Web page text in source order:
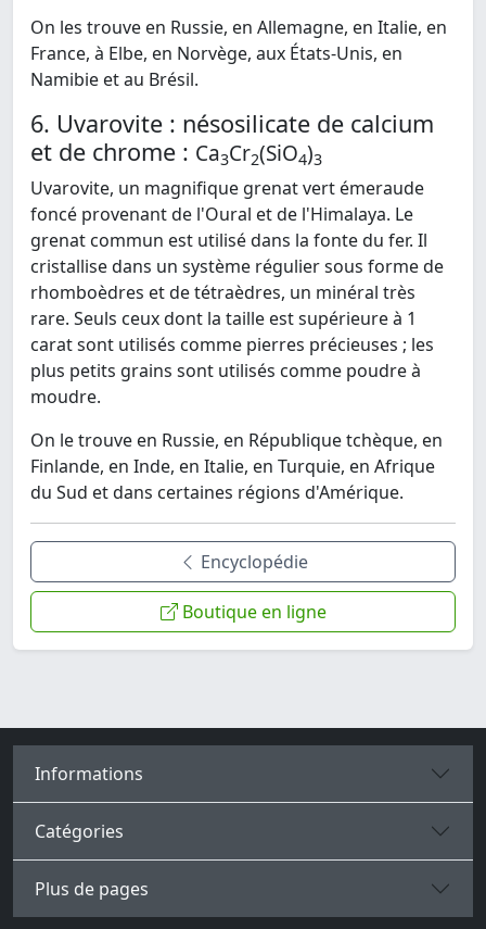
On les trouve en Russie, en Allemagne, en Italie, en
France, à Elbe, en Norvège, aux États-Unis, en
Namibie et au Brésil.
6. Uvarovite : nésosilicate de calcium
et de chrome : Ca3Cr2(SiO4)3
Uvarovite, un magnifique grenat vert émeraude
foncé provenant de l'Oural et de l'Himalaya. Le
grenat commun est utilisé dans la fonte du fer. Il
cristallise dans un système régulier sous forme de
rhomboèdres et de tétraèdres, un minéral très
rare. Seuls ceux dont la taille est supérieure à 1
carat sont utilisés comme pierres précieuses ; les
plus petits grains sont utilisés comme poudre à
moudre.
On le trouve en Russie, en République tchèque, en
Finlande, en Inde, en Italie, en Turquie, en Afrique
du Sud et dans certaines régions d'Amérique.
Encyclopédie
Boutique en ligne
Informations
Catégories
Plus de pages